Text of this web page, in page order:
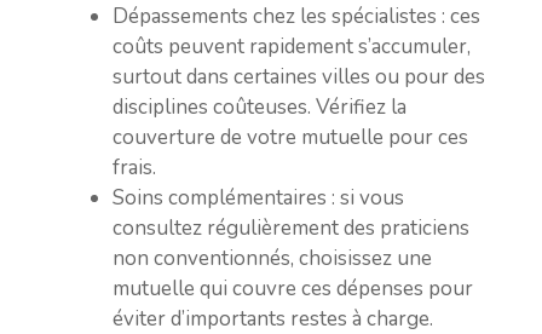
Dépassements chez les spécialistes : ces
coûts peuvent rapidement s’accumuler,
surtout dans certaines villes ou pour des
disciplines coûteuses. Vérifiez la
couverture de votre mutuelle pour ces
frais.
Soins complémentaires : si vous
consultez régulièrement des praticiens
non conventionnés, choisissez une
mutuelle qui couvre ces dépenses pour
éviter d’importants restes à charge.